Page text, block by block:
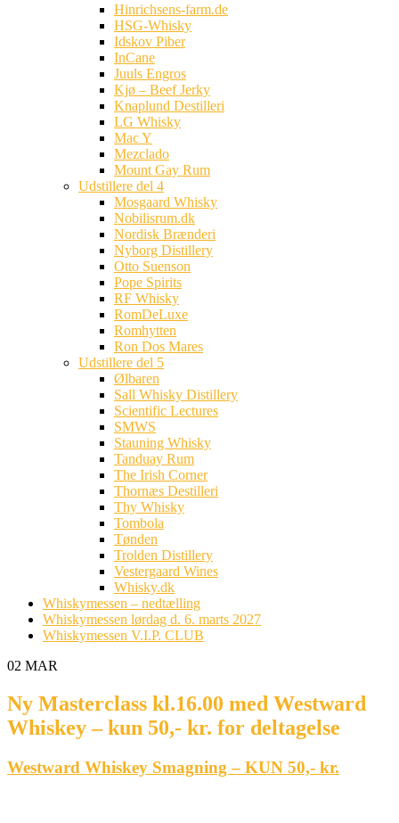
Hinrichsens-farm.de
HSG-Whisky
Idskov Piber
InCane
Juuls Engros
Kjø – Beef Jerky
Knaplund Destilleri
LG Whisky
Mac Y
Mezclado
Mount Gay Rum
Udstillere del 4
Mosgaard Whisky
Nobilisrum.dk
Nordisk Brænderi
Nyborg Distillery
Otto Suenson
Pope Spirits
RF Whisky
RomDeLuxe
Romhytten
Ron Dos Mares
Udstillere del 5
Ølbaren
Sall Whisky Distillery
Scientific Lectures
SMWS
Stauning Whisky
Tanduay Rum
The Irish Corner
Thornæs Destilleri
Thy Whisky
Tombola
Tønden
Trolden Distillery
Vestergaard Wines
Whisky.dk
Whiskymessen – nedtælling
Whiskymessen lørdag d. 6. marts 2027
Whiskymessen V.I.P. CLUB
02 MAR
Ny Masterclass kl.16.00 med Westward
Whiskey – kun 50,- kr. for deltagelse
Westward Whiskey Smagning – KUN 50,- kr.